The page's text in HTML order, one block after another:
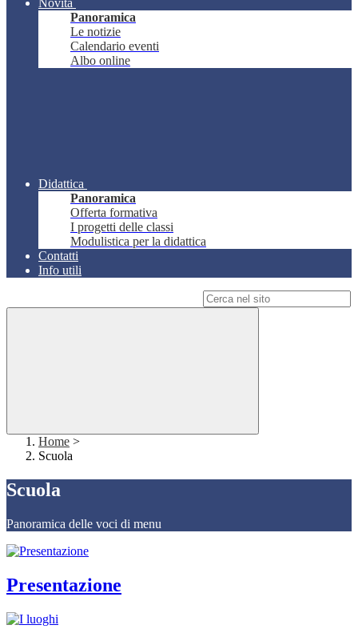
Novità
Panoramica
Le notizie
Calendario eventi
Albo online
Didattica
Panoramica
Offerta formativa
I progetti delle classi
Modulistica per la didattica
Contatti
Info utili
Home >
Scuola
Scuola
Panoramica delle voci di menu
Presentazione